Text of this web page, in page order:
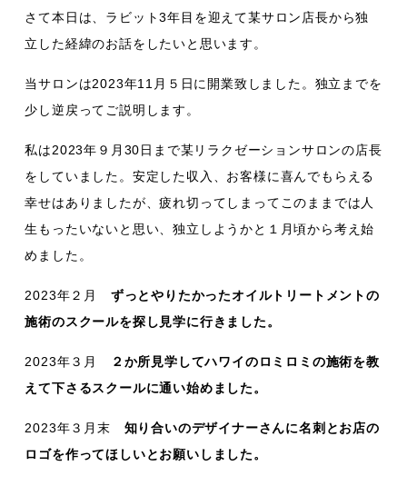
さて本日は、ラビット3年目を迎えて某サロン店長から独
立した経緯のお話をしたいと思います。
当サロンは2023年11月５日に開業致しました。独立までを
少し逆戻ってご説明します。
私は2023年９月30日まで某リラクゼーションサロンの店長
をしていました。安定した収入、お客様に喜んでもらえる
幸せはありましたが、疲れ切ってしまってこのままでは人
生もったいないと思い、独立しようかと１月頃から考え始
めました。
2023年２月 ずっとやりたかったオイルトリートメントの
施術のスクールを探し見学に行きました。
2023年３月
２か所見学してハワイのロミロミの施術を教
えて下さるスクールに通い始めました。
2023年３月末 知り合いのデザイナーさんに名刺とお店の
ロゴを作ってほしいとお願いしました。